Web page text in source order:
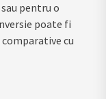
pentru o
poate fi
cu